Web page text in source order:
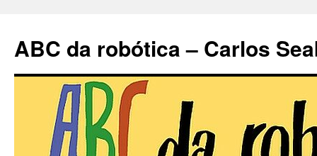
conteúdo
ABC da robótica – Carlos